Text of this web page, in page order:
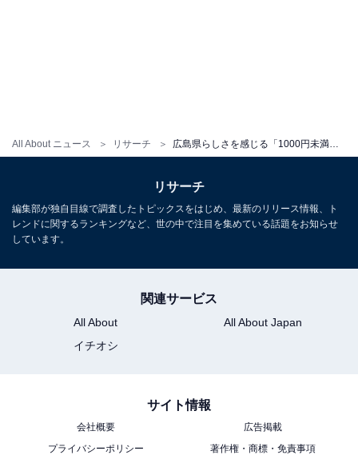
All About ニュース リサーチ
1位に輝いたのは、マルイチ商店の「牡蠣まるごとせん
るごと乗せて焼き上げたせんべいです。ベースとなる生
地にはジャガイモを使用しており、牡蠣の濃厚な風味と
サクサクとした食感の対比が楽しめます。見た目のイン
としても大変喜ばれます。
回答者からは「広島といえば牡蠣！甘いものが苦手な人
せんべいは広島ならではの特産品を活かした商品。瀬戸
内海の恵みを感じられ、他の地域では味わえない独自性
がある。パッケージからも海産物の産地である広島らし
リサーチ
編集部が独自目線で調査したトピックスをはじめ、最新のリリース情報、ト
レンドに関するランキングなど、世の中で注目を集めている話題をお知らせ
しています。
関連サービス
All About
All About Japan
イチオシ
サイト情報
会社概要
広告掲載
プライバシーポリシー
著作権・商標・免責事項